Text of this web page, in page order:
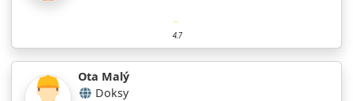
4.7
Ota Malý
Doksy